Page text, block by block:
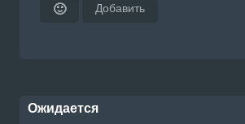
🙂 Добавить
Ожидается